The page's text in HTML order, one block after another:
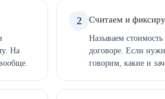
На
2 Считаем и
Называем
договоре. Если
говорим, какие и